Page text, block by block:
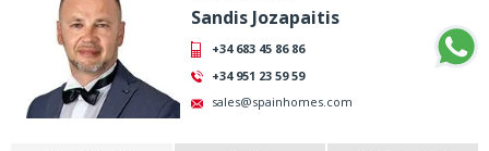
Sandis Jozapaitis
+34 683 45 86 86
+34 951 23 59 59
sales@spainhomes.com